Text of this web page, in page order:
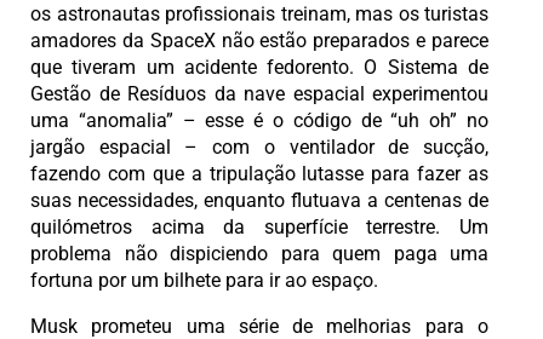
os astronautas profissionais treinam, mas os turistas
amadores da SpaceX não estão preparados e parece
que tiveram um acidente fedorento. O Sistema de
Gestão de Resíduos da nave espacial experimentou
uma “anomalia” – esse é o código de “uh oh” no
jargão espacial – com o ventilador de sucção,
fazendo com que a tripulação lutasse para fazer as
suas necessidades, enquanto flutuava a centenas de
quilómetros acima da superfície terrestre. Um
problema não dispiciendo para quem paga uma
fortuna por um bilhete para ir ao espaço.
Musk prometeu uma série de melhorias para o